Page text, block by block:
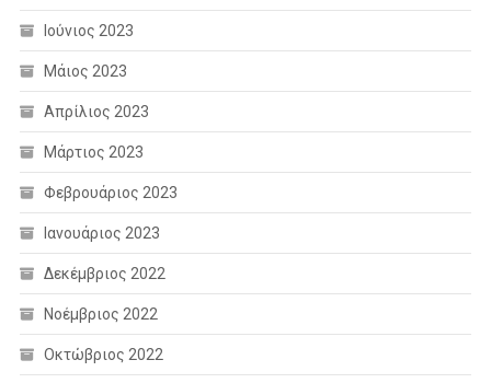
Ιούνιος 2023
Μάιος 2023
Απρίλιος 2023
Μάρτιος 2023
Φεβρουάριος 2023
Ιανουάριος 2023
Δεκέμβριος 2022
Νοέμβριος 2022
Οκτώβριος 2022